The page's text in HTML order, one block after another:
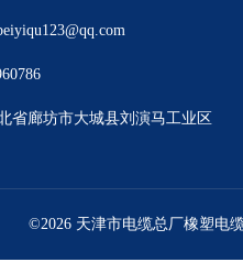
省廊坊市大城县刘演马工业区
©2026 天津市电缆总厂橡塑电